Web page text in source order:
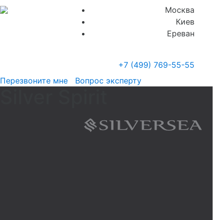
Москва
Киев
Ереван
+7 (499) 769-55-55
Перезвоните мне
Вопрос эксперту